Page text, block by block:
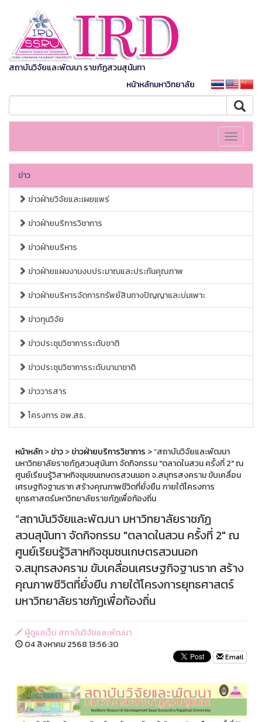
สถาบันวิจัยและพัฒนา ราชภัฏสวนสุนันทา
หน้าหลักมหาวิทยาลัย
Toggle
ข่าว
ข่าวฝ่ายวิจัยและเผยแพร่
ข่าวฝ่ายบริการวิชาการ
ข่าวฝ่ายบริหาร
ข่าวฝ่ายแผนงานงบประมาณและประกันคุณภาพ
ข่าวฝ่ายบริหารจัดการทรัพย์สินทางปัญญาและบ่มเพาะ
ข่าวทุนวิจัย
ข่าวประชุมวิชาการระดับชาติ
ข่าวประชุมวิชาการระดับนานาชาติ
ข่าววารสาร
โครงการ อพ.สธ.
หน้าหลัก>ข่าว>ข่าวฝ่ายบริการวิชาการ > “สถาบันวิจัยและพัฒนา
มหาวิทยาลัยราชภัฏสวนสุนันทา จัดกิจกรรม "ตลาดในสวน ครั้งที่ 2" ณ
ศูนย์เรียนรู้วิสาหกิจชุมชนเกษตรสวนนอก จ.สมุทรสงคราม ขับเคลื่อน
เศรษฐกิจฐานราก สร้างคุณภาพชีวิตที่ยั่งยืน ภายใต้โครงการ
ยุทธศาสตร์มหาวิทยาลัยราชภัฏเพื่อท้องถิ่น
“สถาบันวิจัยและพัฒนา มหาวิทยาลัยราชภัฏ
สวนสุนันทา จัดกิจกรรม "ตลาดในสวน ครั้งที่ 2" ณ
ศูนย์เรียนรู้วิสาหกิจชุมชนเกษตรสวนนอก
จ.สมุทรสงคราม ขับเคลื่อนเศรษฐกิจฐานราก สร้าง
คุณภาพชีวิตที่ยั่งยืน ภายใต้โครงการยุทธศาสตร์
มหาวิทยาลัยราชภัฏเพื่อท้องถิ่น
ผู้ดูแลเว็บ สถาบันวิจัยและพัฒนา
04 สิงหาคม 2568 13:56:30
Email